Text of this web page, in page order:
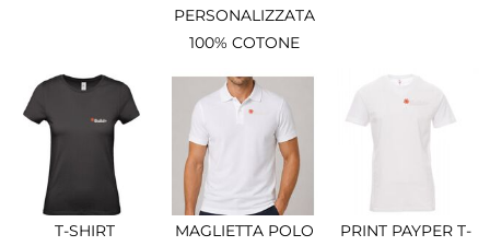
PERSONALIZZATA
100% COTONE
T-SHIRT
MAGLIETTA POLO
PRINT PAYPER T-